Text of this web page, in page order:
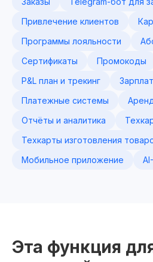
Привлечение клиентов
Программы лояльности
Сертификаты
Промокоды
P&L план и трекинг
Платежные системы
Отчёты и аналитика
Техкарты изготовления
Мобильное приложение
Эта функция